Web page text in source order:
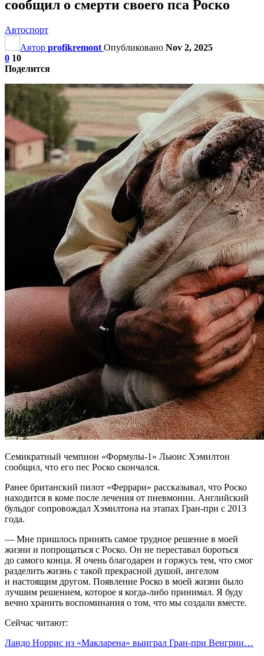
сообщил о смерти своего пса Роско
Автоспорт
Автор profikremont Опубликовано Nov 2, 2025
0 10
Поделится
Семикратный чемпион «Формулы‑1» Льюис Хэмилтон
сообщил, что его пес Роско скончался.
Ранее британский пилот «Феррари» рассказывал, что Роско
находится в коме после лечения от пневмонии. Английский
бульдог сопровождал Хэмилтона на этапах Гран‑при с 2013
года.
— Мне пришлось принять самое трудное решение в моей
жизни и попрощаться с Роско. Он не переставал бороться
до самого конца. Я очень благодарен и горжусь тем, что смог
разделить жизнь с такой прекрасной душой, ангелом
и настоящим другом. Появление Роско в моей жизни было
лучшим решением, которое я когда‑либо принимал. Я буду
вечно хранить воспоминания о том, что мы создали вместе.
Сейчас читают:
Ландо Норрис из «Макларена» выиграл Гран‑при Венгрии…